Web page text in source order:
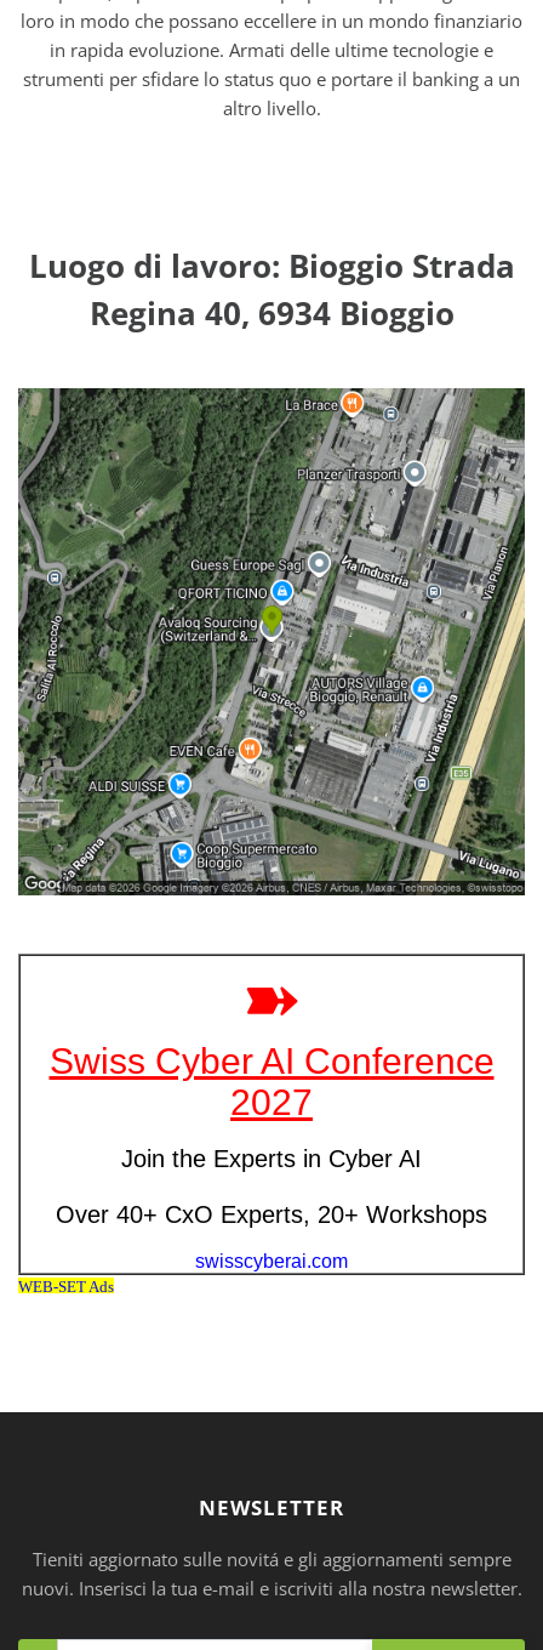
loro in modo che possano eccellere in un mondo finanziario
in rapida evoluzione. Armati delle ultime tecnologie e
strumenti per sfidare lo status quo e portare il banking a un
altro livello.
Luogo di lavoro: Bioggio Strada
Regina 40, 6934 Bioggio
NEWSLETTER
Tieniti aggiornato sulle novitá e gli aggiornamenti sempre
nuovi. Inserisci la tua e-mail e iscriviti alla nostra newsletter.